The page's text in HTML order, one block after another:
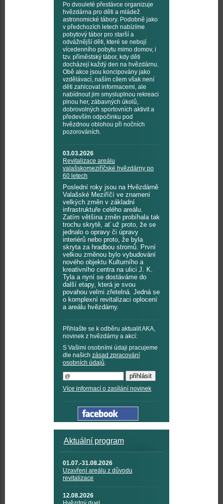
Po dvouleté přestávce organizuje
hvězdárna pro děti a mládež
astronomické tábory. Podobně jako
v předchozích letech nabízíme
pobytový tábor pro starší a
odvážnější děti, které se nebojí
vícedenního pobytu mimo domov, i
tzv. příměstský tábor, kdy děti
docházejí každý den na hvězdárnu.
Obě akce jsou koncipovány jako
vzdělávací, naším cílem však není
děti zahlcovat informacemi, ale
nabídnout jim smysluplnou rekreaci
plnou her, zábavných úkolů,
dobrovolných sportovních aktivit a
především odpočinku pod
hvězdnou oblohou při nočních
pozorováních.
03.03.2026
Revitalizace areálu
valašskomeziříčské hvězdárny po
60 letech
Poslední roky jsou na Hvězdárně
Valašské Meziříčí ve znamení
velkých změn v základní
infrastruktuře celého areálu.
Zatím většina změn probíhala tak
trochu skrytě, ať už proto, že se
jednalo o opravy či úpravy
interiérů nebo proto, že byla
skryta za hradbou stromů. První
velkou změnou bylo vybudování
nového objektu Kulturního a
kreativního centra na ulici J. K.
Tyla a nyní se dostáváme do
další etapy, která je svou
povahou velmi zřetelná. Jedná se
o komplexní revitalizaci oplocení
a areálu hvězdárny.
Přihlašte se k odběru aktualit AKA,
novinek z hvězdárny a akcí:
S Vašimi osobními údaji pracujeme
dle našich zásad zpracování
osobních údajů
Více informací o zasílání novinek
Aktuální program
01.07.-31.08.2026
Uzavření areálu z důvodu
revitalizace
12.08.2026